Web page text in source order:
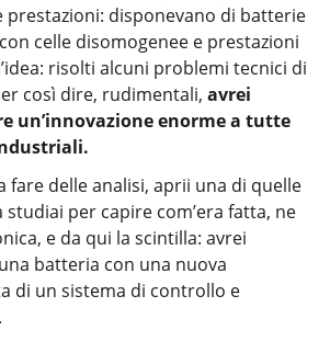
prestazioni: disponevano di batterie
celle disomogenee e prestazioni
risolti alcuni problemi tecnici di
così dire, rudimentali, avrei
un’innovazione enorme a tutte
fare delle analisi, aprii una di quelle
per capire com’era fatta, ne
e da qui la scintilla: avrei
batteria con una nuova
di un sistema di controllo e